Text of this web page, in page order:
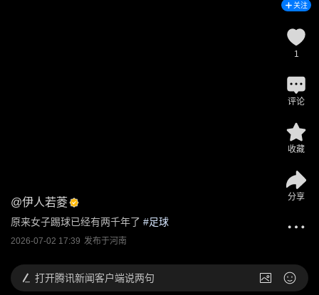
@伊人若菱
原来女子踢球已经有两千年了 #足球
2026-07-02 17:39 发布于河南
关注
1
评论
收藏
分享
打开腾讯新闻客户端说两句